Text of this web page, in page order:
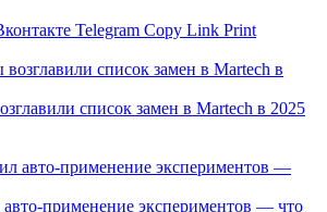
Telegram Copy Link Print
список замен в Martech в 2025
экспериментов — что